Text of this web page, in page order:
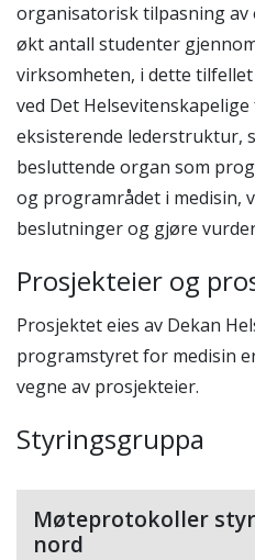
organisatorisk tilpasning av
økt antall studenter
virksomheten, i dette tilfellet
ved Det
eksisterende lederstruktur,
besluttende organ som
og programrådet i medisin,
beslutningerog gjøre
Prosjekteier og
Prosjektet eies av Dekan
programstyret for medisin
vegne av prosjekteier.
Styringsgruppa
Møteprotokoller
nord